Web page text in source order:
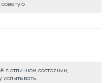
советую
отличном состоянии,
испытывать.